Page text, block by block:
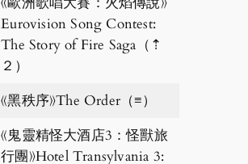
Eurovision Song Contest:
The Story of Fire Saga（⇡
２）
《黑秩序》The Order（≡）
《鬼靈精怪大酒店3：怪獸旅
行團》Hotel Transylvania 3: